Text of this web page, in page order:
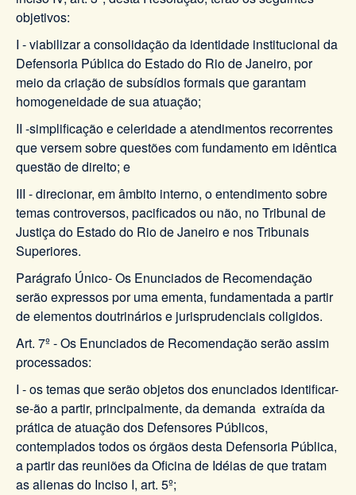
objetivos:
I - viabilizar a consolidação da identidade institucional da
Defensoria Pública do Estado do Rio de Janeiro, por
meio da criação de subsídios formais que garantam
homogeneidade de sua atuação;
II -simplificação e celeridade a atendimentos recorrentes
que versem sobre questões com fundamento em idêntica
questão de direito; e
III - direcionar, em âmbito interno, o entendimento sobre
temas controversos, pacificados ou não, no Tribunal de
Justiça do Estado do Rio de Janeiro e nos Tribunais
Superiores.
Parágrafo Único- Os Enunciados de Recomendação
serão expressos por uma ementa, fundamentada a partir
de elementos doutrinários e jurisprudenciais coligidos.
Art. 7º - Os Enunciados de Recomendação serão assim
processados:
I - os temas que serão objetos dos enunciados identificar-
se-ão a partir, principalmente, da demanda extraída da
prática de atuação dos Defensores Públicos,
contemplados todos os órgãos desta Defensoria Pública,
a partir das reuniões da Oficina de Idéias de que tratam
as alienas do Inciso I, art. 5º;